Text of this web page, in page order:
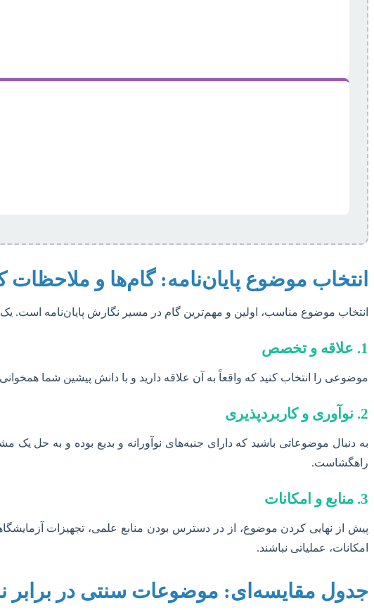
انتخاب موضوع پایان‌نامه: گام‌ها و ملاحظات
انتخاب موضوع مناسب، اولین و مهم‌ترین گام در مسیر نگارش پایان‌نامه است. یک
1. علاقه و تخصص
موضوعی را انتخاب کنید که واقعاً به آن علاقه دارید و با دانش پیشین شما
2. نوآوری و کاربردپذیری
راهگشاست.
3. منابع و امکانات
پیش از نهایی کردن موضوع، از در دسترس بودن منابع علمی، تجهیزات
امکانات، عملیاتی نباشند.
جدول مقایسه‌ای: موضوعات سنتی در برابر